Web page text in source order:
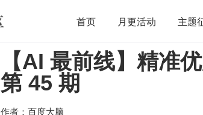
首页 月更活动 主题
架构 OpenHarmony 算法
团队管理
【AI 最前线】精准
第 45 期
作者： 百度大脑